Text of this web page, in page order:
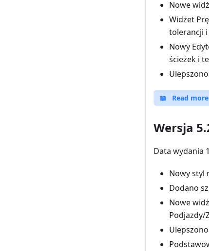
Nowe
Widżet
tolerancji
Nowy
ścieżek i
📖 Read more
Wersja
Data wydania
Nowy styl
Dodano
Nowe
Podjazdy/